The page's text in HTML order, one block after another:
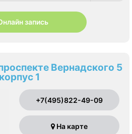
запись
Вернадского 5
корпус 1
+7(495)822-49-09
На карте